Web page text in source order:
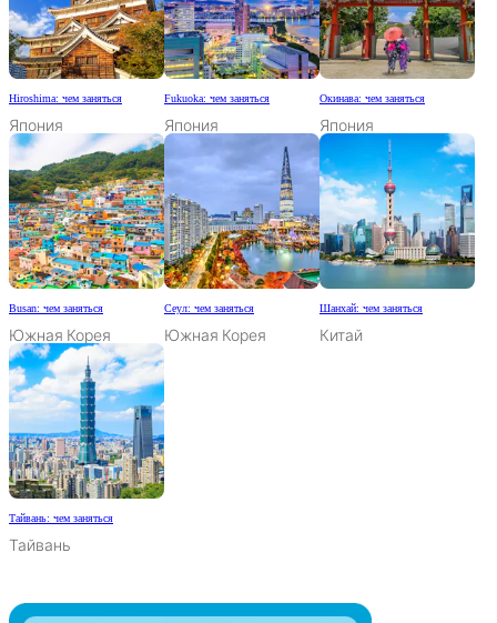
Hiroshima: чем заняться
Япония
Fukuoka: чем заняться
Япония
Окинава: чем заняться
Япония
Busan: чем заняться
Южная Корея
Сеул: чем заняться
Южная Корея
Шанхай: чем заняться
Китай
Тайвань: чем заняться
Тайвань